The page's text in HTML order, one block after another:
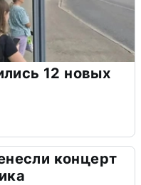
12 новых
концерт